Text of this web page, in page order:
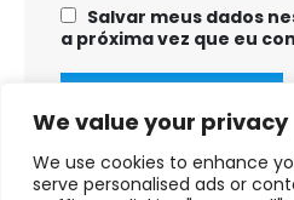
We value your privacy
We use cookies to enhance
serve personalised ads or
Salvar meus dados
a próxima vez que eu